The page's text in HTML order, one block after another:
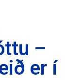
–
er í